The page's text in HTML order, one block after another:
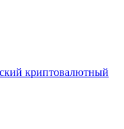
криптовалютный